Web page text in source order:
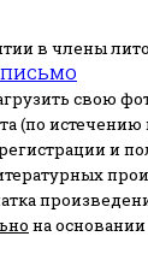
в члены
свою
(по
и
на основании